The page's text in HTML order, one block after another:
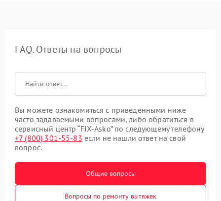
FAQ. Ответы на вопросы
Вы можете ознакомиться с приведенными ниже
часто задаваемыми вопросами, либо обратиться в
сервисный центр “FIX-Asko” по следующему телефону
+7 (800) 301-55-83 если не нашли ответ на свой
вопрос.
Общие вопросы
Вопросы по ремонту вытяжек